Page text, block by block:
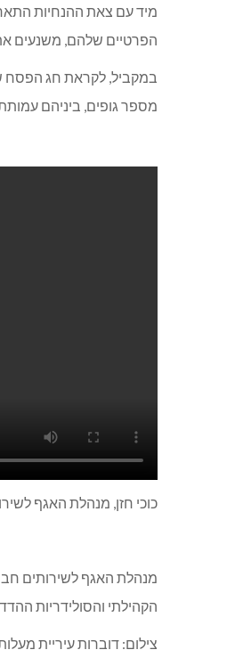
הפרטיים שלהם, משנעים
מספר גופים, ביניהם
כוכי חזן, מנהלת האגף
מנהלת האגף לשירותים
הקהילתי והסולידריות
צילום: דוברות עיריית